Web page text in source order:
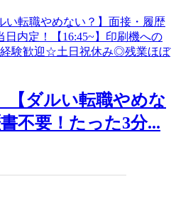
【ダルい転職やめな
不要！たった3分...